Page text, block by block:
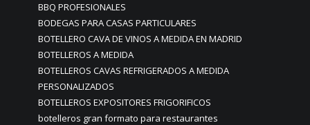
BBQ PROFESIONALES
BODEGAS PARA CASAS PARTICULARES
BOTELLERO CAVA DE VINOS A MEDIDA EN MADRID
BOTELLEROS A MEDIDA
BOTELLEROS CAVAS REFRIGERADOS A MEDIDA
PERSONALIZADOS
BOTELLEROS EXPOSITORES FRIGORIFICOS
botelleros gran formato para restaurantes